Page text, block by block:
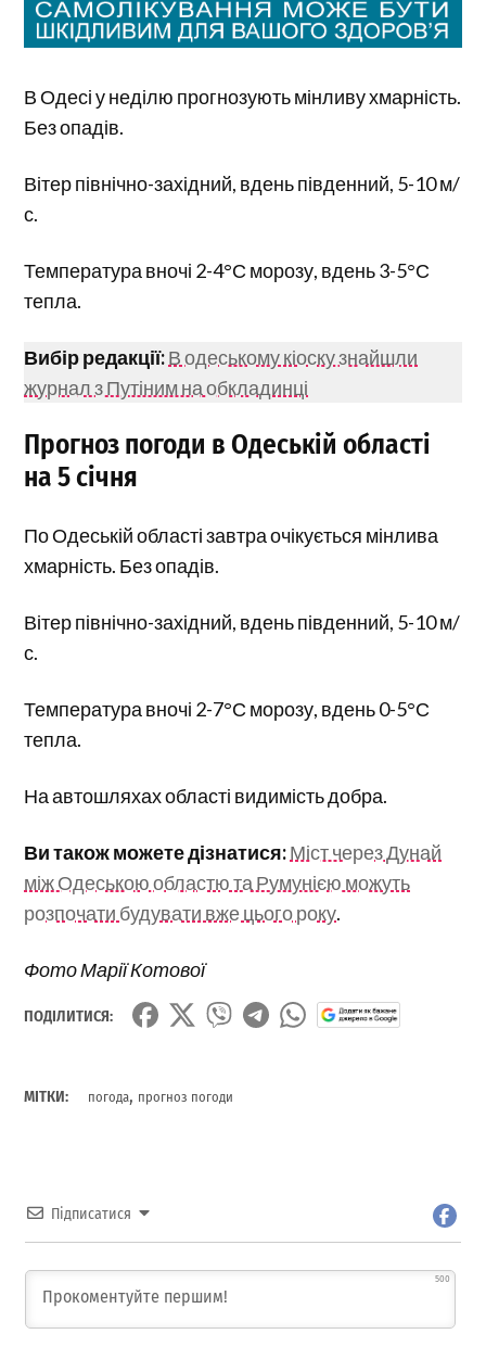
В Одесі у неділю прогнозують мінливу хмарність.
Без опадів.
Вітер північно-західний, вдень південний, 5-10 м/
с.
Температура вночі 2-4°С морозу, вдень 3-5°С
тепла.
Вибір редакції:В одеському кіоску знайшли
журнал з Путіним на обкладинці
Прогноз погоди в Одеській області
на 5 січня
По Одеській області завтра очікується мінлива
хмарність. Без опадів.
Вітер північно-західний, вдень південний, 5-10 м/
с.
Температура вночі 2-7°С морозу, вдень 0-5°С
тепла.
На автошляхах області видимість добра.
Ви також можете дізнатися:Міст через Дунай
між Одеською областю та Румунією можуть
розпочати будувати вже цього року.
Фото Марії Котової
ПОДІЛИТИСЯ:
МІТКИ: погода, прогноз погоди
Підписатися
500